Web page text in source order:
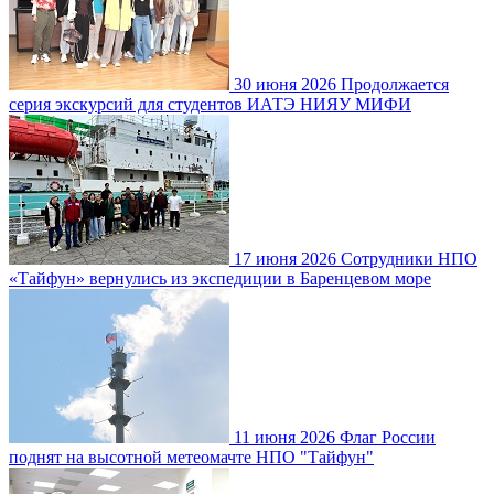
30 июня 2026 Продолжается
серия экскурсий для студентов ИАТЭ НИЯУ МИФИ
17 июня 2026 Сотрудники НПО
«Тайфун» вернулись из экспедиции в Баренцевом море
11 июня 2026 Флаг России
поднят на высотной метеомачте НПО "Тайфун"